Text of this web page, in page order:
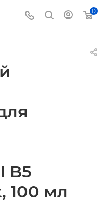
0
B5
100 мл